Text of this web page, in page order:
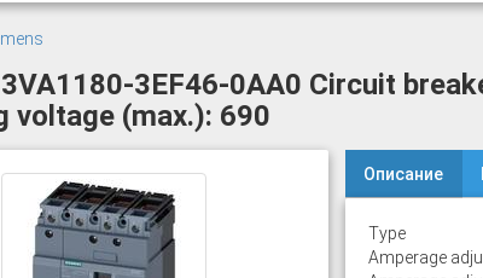
3EF46-0AA0 Circuit
voltage (max.): 690
Описание
Type
Amperage